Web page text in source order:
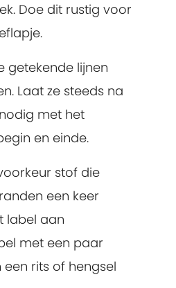
Doe dit rustig voor
getekende lijnen
Laat ze steeds na
met het
en einde.
stof die
een keer
label aan
met een paar
rits of hengsel